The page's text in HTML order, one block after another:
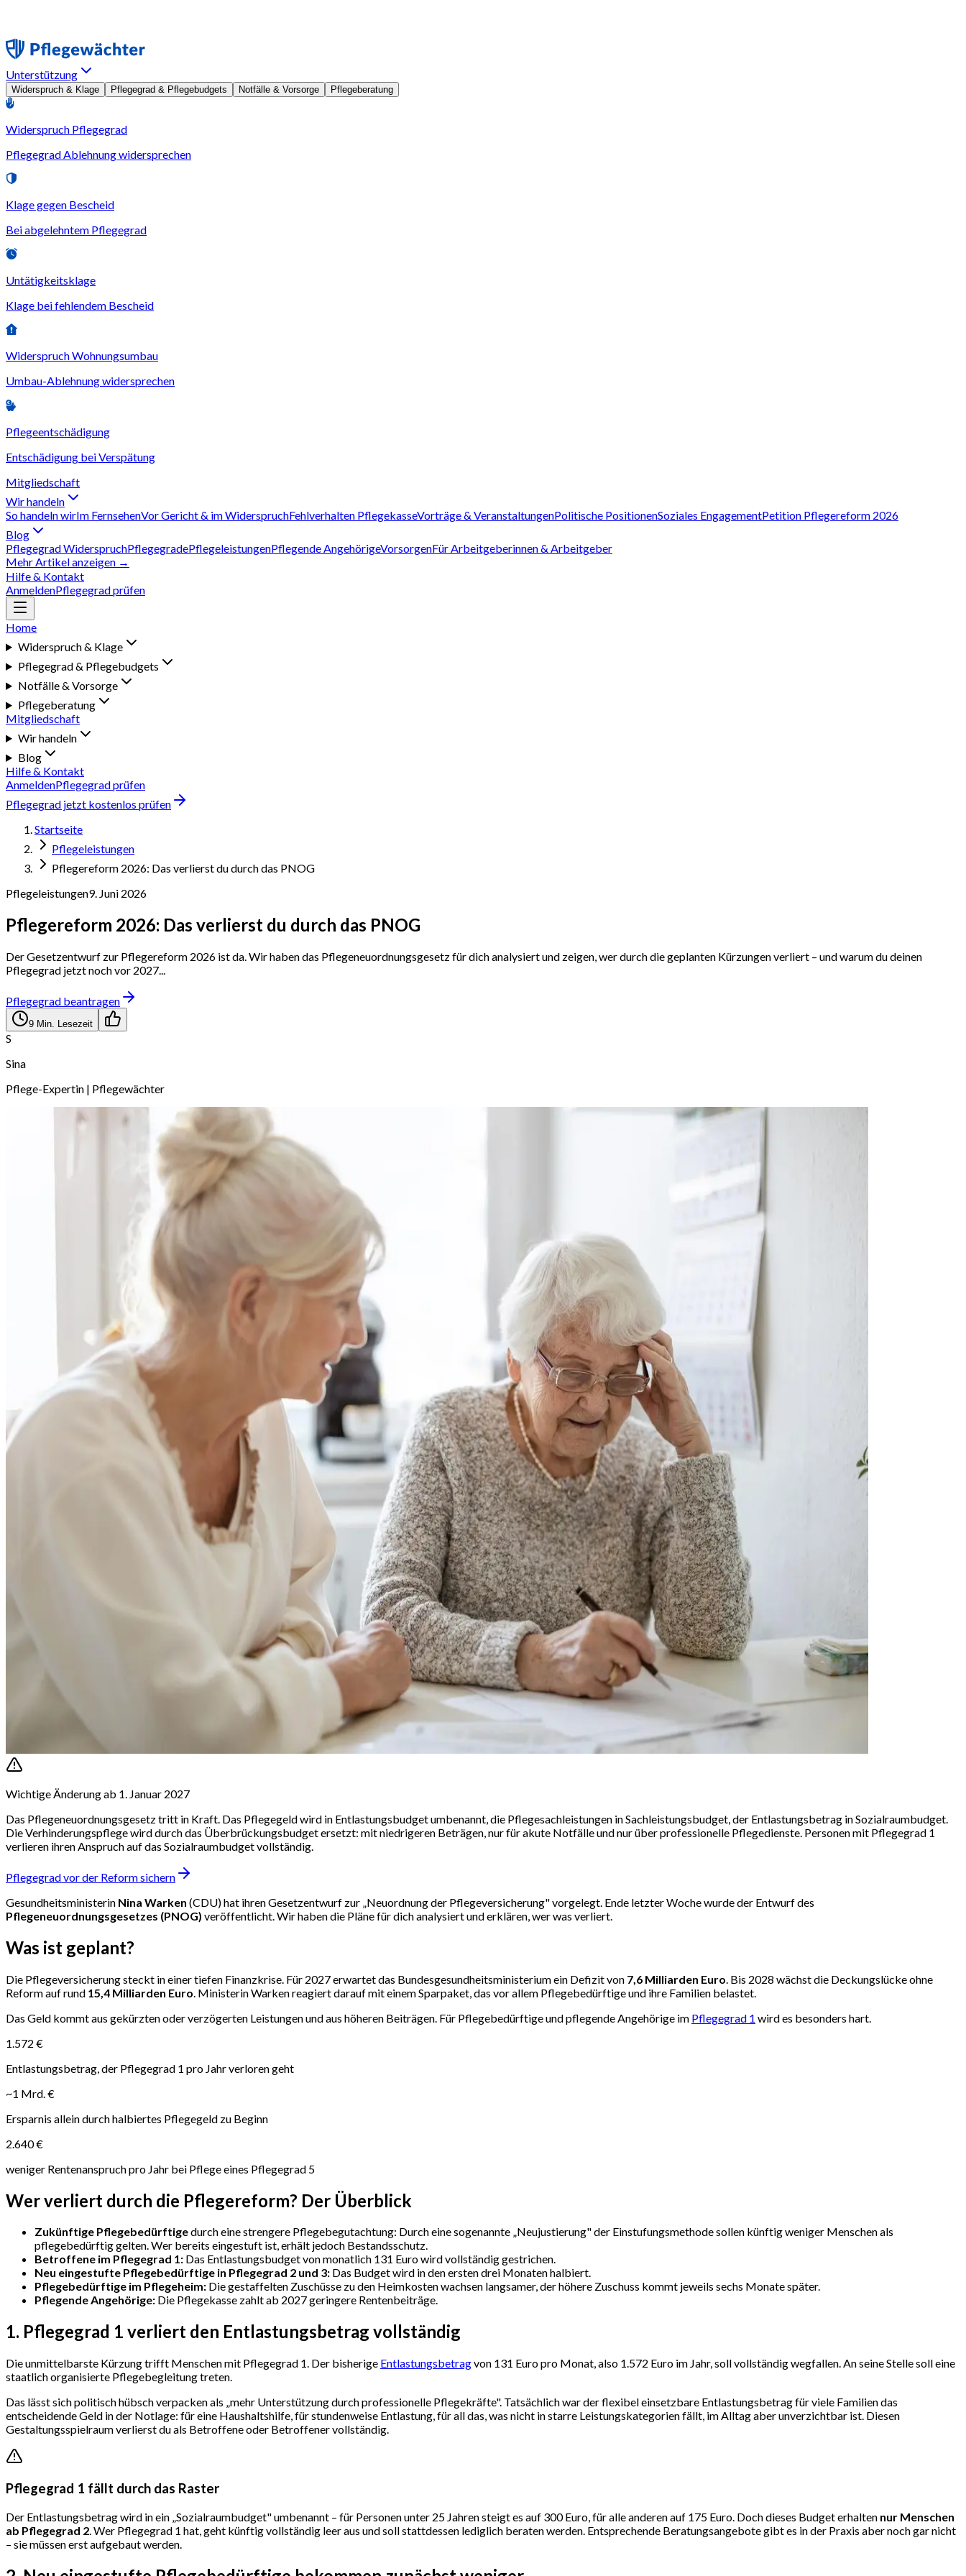
Unterstützung
Widerspruch & Klage Pflegegrad & Pflegebudgets Notfälle & Vorsorge Pflegeberatung
Widerspruch Pflegegrad
Pflegegrad Ablehnung widersprechen
Klage gegen Bescheid
Bei abgelehntem Pflegegrad
Untätigkeitsklage
Klage bei fehlendem Bescheid
Widerspruch Wohnungsumbau
Umbau-Ablehnung widersprechen
Pflegeentschädigung
Entschädigung bei Verspätung
Mitgliedschaft
Wir handeln
So handeln wirIm FernsehenVor Gericht & im WiderspruchFehlverhalten PflegekasseVorträge & VeranstaltungenPolitische PositionenSoziales EngagementPetition Pflegereform 2026
Blog
Pflegegrad WiderspruchPflegegradePflegeleistungenPflegende AngehörigeVorsorgenFür Arbeitgeberinnen & Arbeitgeber
Mehr Artikel anzeigen →
Hilfe & Kontakt
AnmeldenPflegegrad prüfen
Home
Widerspruch & Klage
Pflegegrad & Pflegebudgets
Notfälle & Vorsorge
Pflegeberatung
Mitgliedschaft
Wir handeln
Blog
Hilfe & Kontakt
AnmeldenPflegegrad prüfen
Pflegegrad jetzt kostenlos prüfen
Startseite
Pflegeleistungen
Pflegereform 2026: Das verlierst du durch das PNOG
Pflegeleistungen9. Juni 2026
Pflegereform 2026: Das verlierst du durch das PNOG
Der Gesetzentwurf zur Pflegereform 2026 ist da. Wir haben das Pflegeneuordnungsgesetz für dich analysiert und zeigen, wer durch die geplanten Kürzungen verliert – und warum du deinen
Pflegegrad jetzt noch vor 2027...
Pflegegrad beantragen
9 Min. Lesezeit
S
Sina
Pflege-Expertin | Pflegewächter
Wichtige Änderung ab 1. Januar 2027
Das Pflegeneuordnungsgesetz tritt in Kraft. Das Pflegegeld wird in Entlastungsbudget umbenannt, die Pflegesachleistungen in Sachleistungsbudget, der Entlastungsbetrag in Sozialraumbudget.
Die Verhinderungspflege wird durch das Überbrückungsbudget ersetzt: mit niedrigeren Beträgen, nur für akute Notfälle und nur über professionelle Pflegedienste. Personen mit Pflegegrad 1
verlieren ihren Anspruch auf das Sozialraumbudget vollständig.
Pflegegrad vor der Reform sichern
Gesundheitsministerin Nina Warken (CDU) hat ihren Gesetzentwurf zur „Neuordnung der Pflegeversicherung" vorgelegt. Ende letzter Woche wurde der Entwurf des
Pflegeneuordnungsgesetzes (PNOG) veröffentlicht. Wir haben die Pläne für dich analysiert und erklären, wer was verliert.
Was ist geplant?
Die Pflegeversicherung steckt in einer tiefen Finanzkrise. Für 2027 erwartet das Bundesgesundheitsministerium ein Defizit von 7,6 Milliarden Euro . Bis 2028 wächst die Deckungslücke ohne
Reform auf rund 15,4 Milliarden Euro . Ministerin Warken reagiert darauf mit einem Sparpaket, das vor allem Pflegebedürftige und ihre Familien belastet.
Das Geld kommt aus gekürzten oder verzögerten Leistungen und aus höheren Beiträgen. Für Pflegebedürftige und pflegende Angehörige im Pflegegrad 1 wird es besonders hart.
1.572 €
Entlastungsbetrag, der Pflegegrad 1 pro Jahr verloren geht
~1 Mrd. €
Ersparnis allein durch halbiertes Pflegegeld zu Beginn
2.640 €
weniger Rentenanspruch pro Jahr bei Pflege eines Pflegegrad 5
Wer verliert durch die Pflegereform? Der Überblick
Zukünftige Pflegebedürftigedurch eine strengere Pflegebegutachtung: Durch eine sogenannte „Neujustierung" der Einstufungsmethode sollen künftig weniger Menschen als
pflegebedürftig gelten. Wer bereits eingestuft ist, erhält jedoch Bestandsschutz.
Betroffene im Pflegegrad 1: Das Entlastungsbudget von monatlich 131 Euro wird vollständig gestrichen.
Neu eingestufte Pflegebedürftige in Pflegegrad 2 und 3: Das Budget wird in den ersten drei Monaten halbiert.
Pflegebedürftige im Pflegeheim: Die gestaffelten Zuschüsse zu den Heimkosten wachsen langsamer, der höhere Zuschuss kommt jeweils sechs Monate später.
Pflegende Angehörige: Die Pflegekasse zahlt ab 2027 geringere Rentenbeiträge.
1. Pflegegrad 1 verliert den Entlastungsbetrag vollständig
Die unmittelbarste Kürzung trifft Menschen mit Pflegegrad 1. Der bisherige Entlastungsbetragvon 131 Euro pro Monat, also 1.572 Euro im Jahr, soll vollständig wegfallen. An seine Stelle soll eine
staatlich organisierte Pflegebegleitung treten.
Das lässt sich politisch hübsch verpacken als „mehr Unterstützung durch professionelle Pflegekräfte". Tatsächlich war der flexibel einsetzbare Entlastungsbetrag für viele Familien das
entscheidende Geld in der Notlage: für eine Haushaltshilfe, für stundenweise Entlastung, für all das, was nicht in starre Leistungskategorien fällt, im Alltag aber unverzichtbar ist. Diesen
Gestaltungsspielraum verlierst du als Betroffene oder Betroffener vollständig.
Pflegegrad 1 fällt durch das Raster
Der Entlastungsbetrag wird in ein „Sozialraumbudget" umbenannt – für Personen unter 25 Jahren steigt es auf 300 Euro, für alle anderen auf 175 Euro. Doch dieses Budget erhalten nur Menschen
ab Pflegegrad 2 . Wer Pflegegrad 1 hat, geht künftig vollständig leer aus und soll stattdessen lediglich beraten werden. Entsprechende Beratungsangebote gibt es in der Praxis aber noch gar nicht
– sie müssen erst aufgebaut werden.